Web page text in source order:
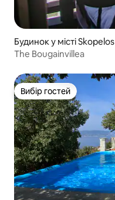
Будинок у місті Skopelos
The Bougainvillea
Вибір гостей
Вибір гостей